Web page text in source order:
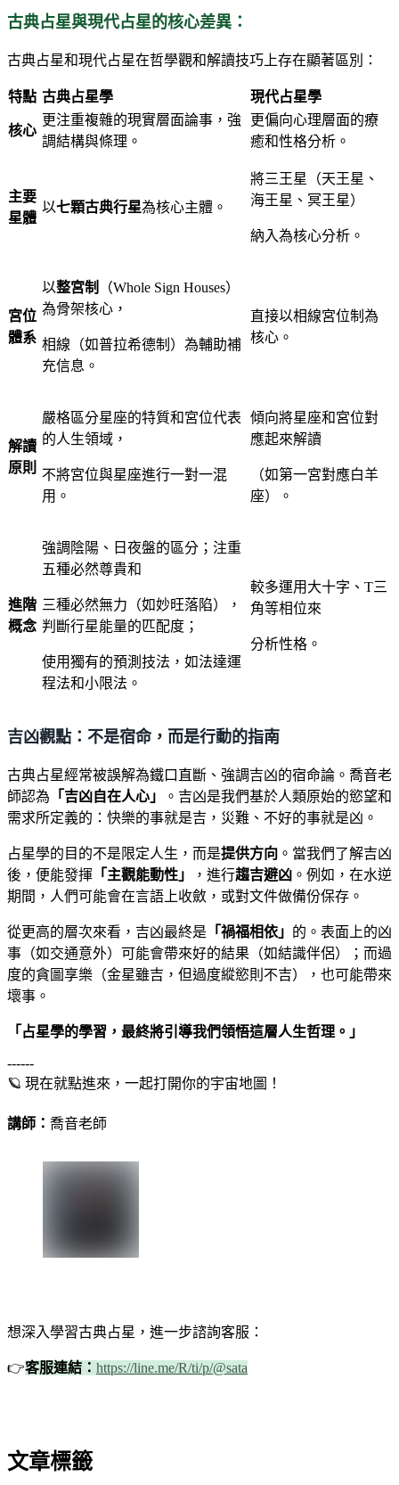
古典占星與現代占星的核心差異：
古典占星和現代占星在哲學觀和解讀技巧上存在顯著區別：
特點 古典占星學 現代占星學
核心
更注重複雜的現實層面論事，強
調結構與條理。
更偏向心理層面的療
癒和性格分析。
主要
星體
以七顆古典行星為核心主體。
將三王星（天王星、
海王星、冥王星）
納入為核心分析。
宮位
體系
以整宮制
（Whole Sign Houses）
為骨架核心，
相線（如普拉希德制）為輔助補
充信息。
直接以相線宮位制為
核心。
解讀
原則
嚴格區分星座的特質和宮位代表
的人生領域，
不將宮位與星座進行一對一混
用。
傾向將星座和宮位對
應起來解讀
（如第一宮對應白羊
座）。
進階
概念
強調陰陽、日夜盤的區分；注重
五種必然尊貴和
三種必然無力（如妙旺落陷），
判斷行星能量的匹配度；
使用獨有的預測技法，如法達運
程法和小限法。
較多運用大十字、T三
角等相位來
分析性格。
吉凶觀點：不是宿命，而是行動的指南
古典占星經常被誤解為鐵口直斷、強調吉凶的宿命論。喬音老
師認為 「吉凶自在人心」
。吉凶是我們基於人類原始的慾望和
需求所定義的：快樂的事就是吉，災難、不好的事就是凶。
占星學的目的不是限定人生，而是提供方向 。當我們了解吉凶
後，便能發揮 「主觀能動性」 ，進行趨吉避凶 。例如，在水逆
期間，人們可能會在言語上收斂，或對文件做備份保存。
從更高的層次來看，吉凶最終是 「禍福相依」 的。表面上的凶
事（如交通意外）可能會帶來好的結果（如結識伴侶）；而過
度的貪圖享樂（金星雖吉，但過度縱慾則不吉），也可能帶來
壞事。
「占星學的學習，最終將引導我們領悟這層人生哲理。」
------
🪐 現在就點進來，一起打開你的宇宙地圖！
講師： 喬音老師
想深入學習古典占星，進一步諮詢客服：
👉客服連結： https://line.me/R/ti/p/@sata
文章標籤